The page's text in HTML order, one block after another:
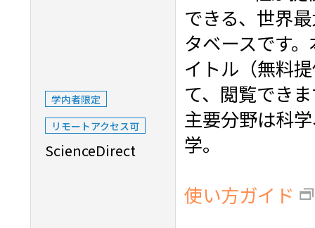
学内者限定
リモートアクセス可
ScienceDirect
できる、世界
タベースです
イトル（無料
て、閲覧でき
主要分野は科
学。
使い方ガイド